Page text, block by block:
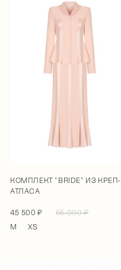
КОМПЛЕКТ "BRIDE" ИЗ КРЕП-
АТЛАСА
45 500 ₽
65 000 ₽
M
XS